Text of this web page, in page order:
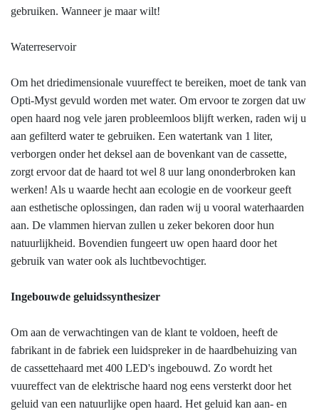
gebruiken. Wanneer je maar wilt!
Waterreservoir
Om het driedimensionale vuureffect te bereiken, moet de tank van
Opti-Myst gevuld worden met water. Om ervoor te zorgen dat uw
open haard nog vele jaren probleemloos blijft werken, raden wij u
aan gefilterd water te gebruiken. Een watertank van 1 liter,
verborgen onder het deksel aan de bovenkant van de cassette,
zorgt ervoor dat de haard tot wel 8 uur lang ononderbroken kan
werken! Als u waarde hecht aan ecologie en de voorkeur geeft
aan esthetische oplossingen, dan raden wij u vooral waterhaarden
aan. De vlammen hiervan zullen u zeker bekoren door hun
natuurlijkheid. Bovendien fungeert uw open haard door het
gebruik van water ook als luchtbevochtiger.
Ingebouwde geluidssynthesizer
Om aan de verwachtingen van de klant te voldoen, heeft de
fabrikant in de fabriek een luidspreker in de haardbehuizing van
de cassettehaard met 400 LED's ingebouwd. Zo wordt het
vuureffect van de elektrische haard nog eens versterkt door het
geluid van een natuurlijke open haard. Het geluid kan aan- en